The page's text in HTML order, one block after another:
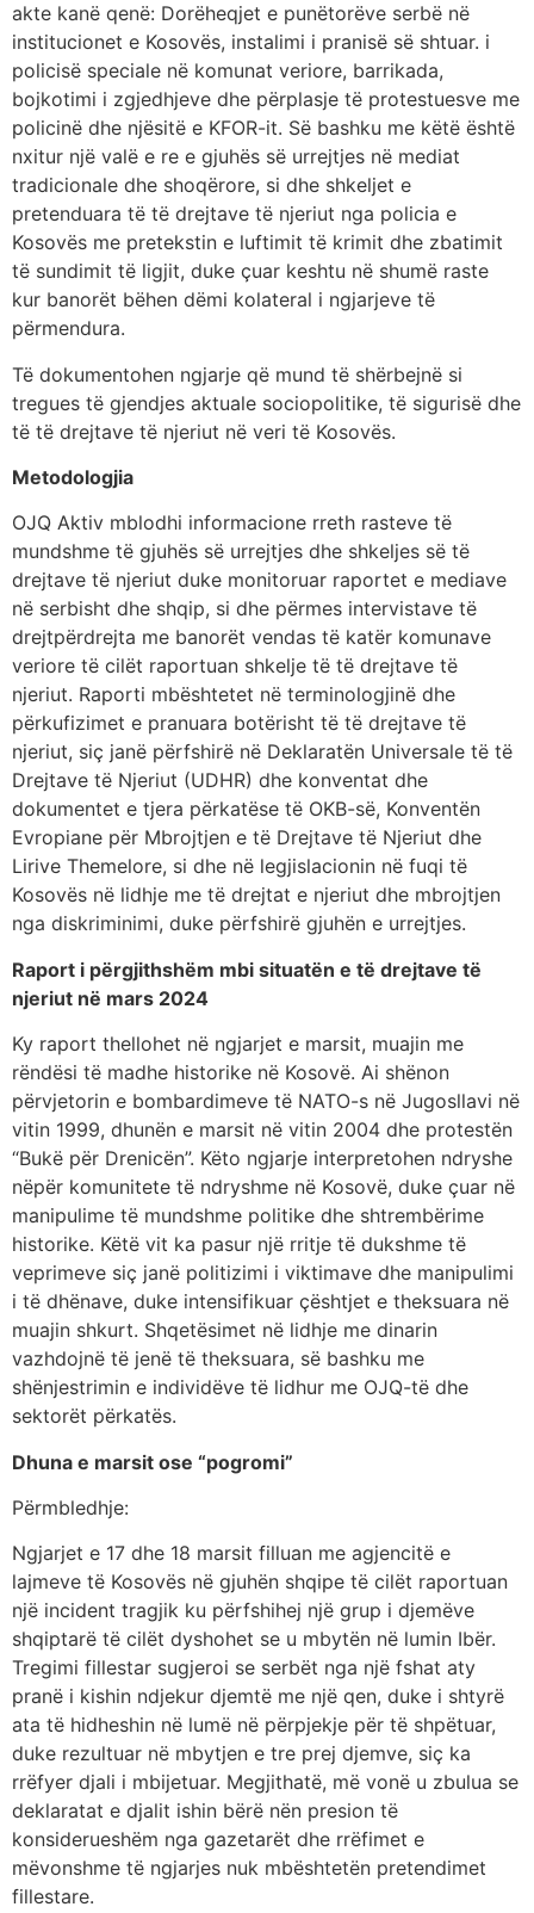
akte kanë qenë: Dorëheqjet e punëtorëve serbë në
institucionet e Kosovës, instalimi i pranisë së shtuar. i
policisë speciale në komunat veriore, barrikada,
bojkotimi i zgjedhjeve dhe përplasje të protestuesve me
policinë dhe njësitë e KFOR-it. Së bashku me këtë është
nxitur një valë e re e gjuhës së urrejtjes në mediat
tradicionale dhe shoqërore, si dhe shkeljet e
pretenduara të të drejtave të njeriut nga policia e
Kosovës me pretekstin e luftimit të krimit dhe zbatimit
të sundimit të ligjit, duke çuar keshtu në shumë raste
kur banorët bëhen dëmi kolateral i ngjarjeve të
përmendura.
Të dokumentohen ngjarje që mund të shërbejnë si
tregues të gjendjes aktuale sociopolitike, të sigurisë dhe
të të drejtave të njeriut në veri të Kosovës.
Metodologjia
OJQ Aktiv mblodhi informacione rreth rasteve të
mundshme të gjuhës së urrejtjes dhe shkeljes së të
drejtave të njeriut duke monitoruar raportet e mediave
në serbisht dhe shqip, si dhe përmes intervistave të
drejtpërdrejta me banorët vendas të katër komunave
veriore të cilët raportuan shkelje të të drejtave të
njeriut. Raporti mbështetet në terminologjinë dhe
përkufizimet e pranuara botërisht të të drejtave të
njeriut, siç janë përfshirë në Deklaratën Universale të të
Drejtave të Njeriut (UDHR) dhe konventat dhe
dokumentet e tjera përkatëse të OKB-së, Konventën
Evropiane për Mbrojtjen e të Drejtave të Njeriut dhe
Lirive Themelore, si dhe në legjislacionin në fuqi të
Kosovës në lidhje me të drejtat e njeriut dhe mbrojtjen
nga diskriminimi, duke përfshirë gjuhën e urrejtjes.
Raport i përgjithshëm mbi situatën e të drejtave të
njeriut në mars 2024
Ky raport thellohet në ngjarjet e marsit, muajin me
rëndësi të madhe historike në Kosovë. Ai shënon
përvjetorin e bombardimeve të NATO-s në Jugosllavi në
vitin 1999, dhunën e marsit në vitin 2004 dhe protestën
“Bukë për Drenicën”. Këto ngjarje interpretohen ndryshe
nëpër komunitete të ndryshme në Kosovë, duke çuar në
manipulime të mundshme politike dhe shtrembërime
historike. Këtë vit ka pasur një rritje të dukshme të
veprimeve siç janë politizimi i viktimave dhe manipulimi
i të dhënave, duke intensifikuar çështjet e theksuara në
muajin shkurt. Shqetësimet në lidhje me dinarin
vazhdojnë të jenë të theksuara, së bashku me
shënjestrimin e individëve të lidhur me OJQ-të dhe
sektorët përkatës.
Dhuna e marsit ose “pogromi”
Përmbledhje:
Ngjarjet e 17 dhe 18 marsit filluan me agjencitë e
lajmeve të Kosovës në gjuhën shqipe të cilët raportuan
një incident tragjik ku përfshihej një grup i djemëve
shqiptarë të cilët dyshohet se u mbytën në lumin Ibër.
Tregimi fillestar sugjeroi se serbët nga një fshat aty
pranë i kishin ndjekur djemtë me një qen, duke i shtyrë
ata të hidheshin në lumë në përpjekje për të shpëtuar,
duke rezultuar në mbytjen e tre prej djemve, siç ka
rrëfyer djali i mbijetuar. Megjithatë, më vonë u zbulua se
deklaratat e djalit ishin bërë nën presion të
konsiderueshëm nga gazetarët dhe rrëfimet e
mëvonshme të ngjarjes nuk mbështetën pretendimet
fillestare.